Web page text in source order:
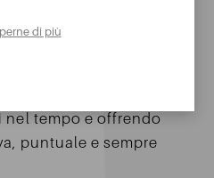
tempo e offrendo
puntuale e sempre
di più